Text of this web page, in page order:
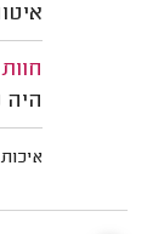
איכות